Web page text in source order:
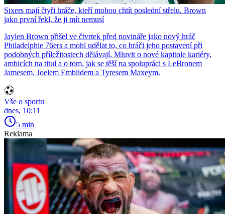
Sixers mají čtyři hráče, kteří mohou chtít poslední střelu. Brown
jako první řekl, že ji mít nemusí
Jaylen Brown přišel ve čtvrtek před novináře jako nový hráč
Philadelphie 76ers a mohl udělat to, co hráči jeho postavení při
podobných příležitostech dělávají. Mluvit o nové kapitole kariéry,
ambicích na titul a o tom, jak se těší na spolupráci s LeBronem
Jamesem, Joelem Embiidem a Tyresem Maxeym.
Vše o sportu
dnes, 10:11
5 min
Reklama